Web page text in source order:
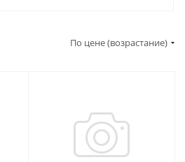
По цене (возрастание)